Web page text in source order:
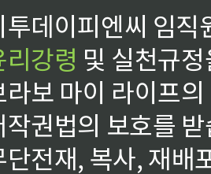
투데이피엔씨 임
리강령 및 실천규
라보 마이 라이프
작권법의 보호를
단전재, 복사, 재배